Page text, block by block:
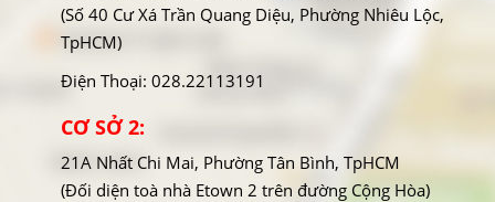
(Số 40 Cư Xá Trần Quang Diệu, Phường Nhiêu Lộc,
TpHCM)
Điện Thoại: 028.22113191
CƠ SỞ 2:
21A Nhất Chi Mai, Phường Tân Bình, TpHCM
(Đối diện toà nhà Etown 2 trên đường Cộng Hòa)